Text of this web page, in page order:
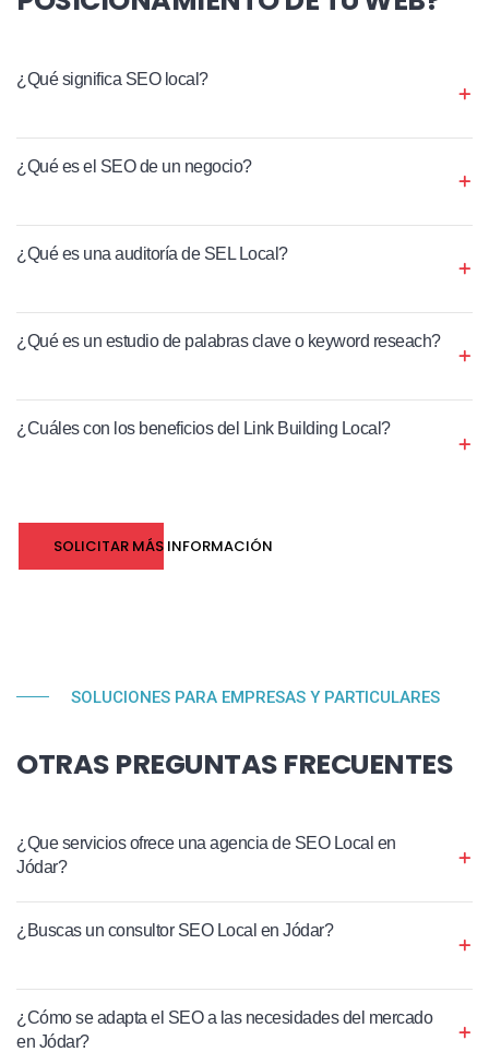
¿Qué significa SEO local?
¿Qué es el SEO de un negocio?
¿Qué es una auditoría de SEL Local?
¿Qué es un estudio de palabras clave o keyword reseach?
¿Cuáles con los beneficios del Link Building Local?
SOLICITAR MÁS INFORMACIÓN
SOLUCIONES PARA EMPRESAS Y PARTICULARES
OTRAS PREGUNTAS FRECUENTES
¿Que servicios ofrece una agencia de SEO Local en
Jódar?
¿Buscas un consultor SEO Local en Jódar?
¿Cómo se adapta el SEO a las necesidades del mercado
en Jódar?